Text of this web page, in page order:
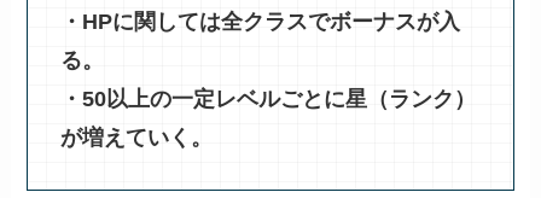
・HPに関しては全クラスでボーナスが入
る。
・50以上の一定レベルごとに星（ランク）
が増えていく。